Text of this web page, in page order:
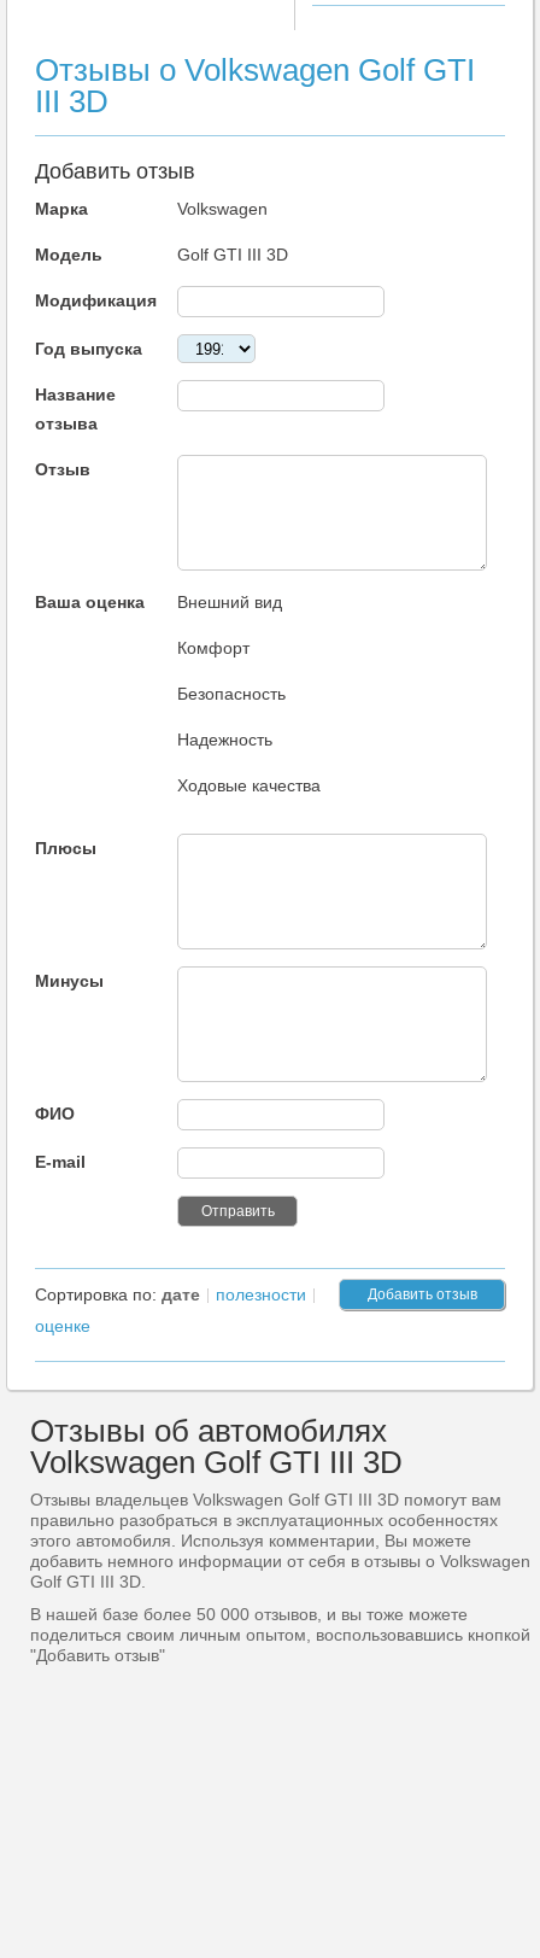
Отзывы о Volkswagen Golf GTI
III 3D
Добавить отзыв
Марка Volkswagen
Модель Golf GTI III 3D
Модификация
Год выпуска
Название
отзыва
Отзыв
Ваша оценка Внешний вид
Комфорт
Безопасность
Надежность
Ходовые качества
Плюсы
Минусы
ФИО
E-mail
Добавить отзыв
Сортировка по: дате
полезности
оценке
Отзывы об автомобилях
Volkswagen Golf GTI III 3D
Отзывы владельцев Volkswagen Golf GTI III 3D помогут вам
правильно разобраться в эксплуатационных особенностях
этого автомобиля. Используя комментарии, Вы можете
добавить немного информации от себя в отзывы о Volkswagen
Golf GTI III 3D.
В нашей базе более 50 000 отзывов, и вы тоже можете
поделиться своим личным опытом, воспользовавшись кнопкой
"Добавить отзыв"